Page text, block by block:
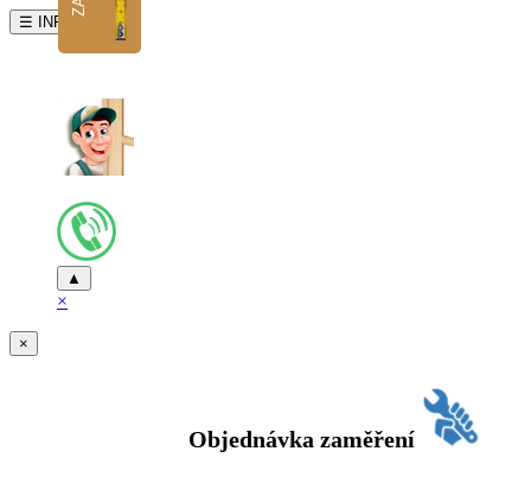
☰ INFO
▲
×
×
Objednávka zaměření